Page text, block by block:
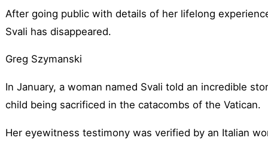
After going public with details of her lifelong
Svali has disappeared.
Greg Szymanski
In January, a woman named Svali told an incredible
child being sacrificed in the catacombs of the Vatican.
Her eyewitness testimony was verified by an Italian